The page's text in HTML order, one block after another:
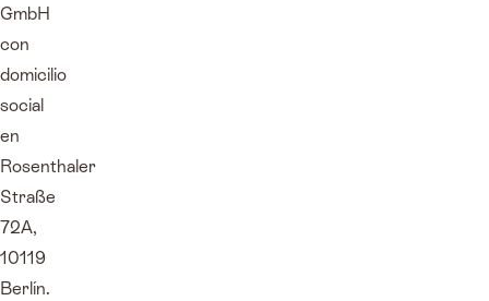
GmbH
con
domicilio
social
en
Rosenthaler
Straße
72A,
10119
Berlín.